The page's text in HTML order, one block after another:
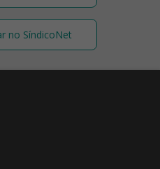
no SíndicoNet